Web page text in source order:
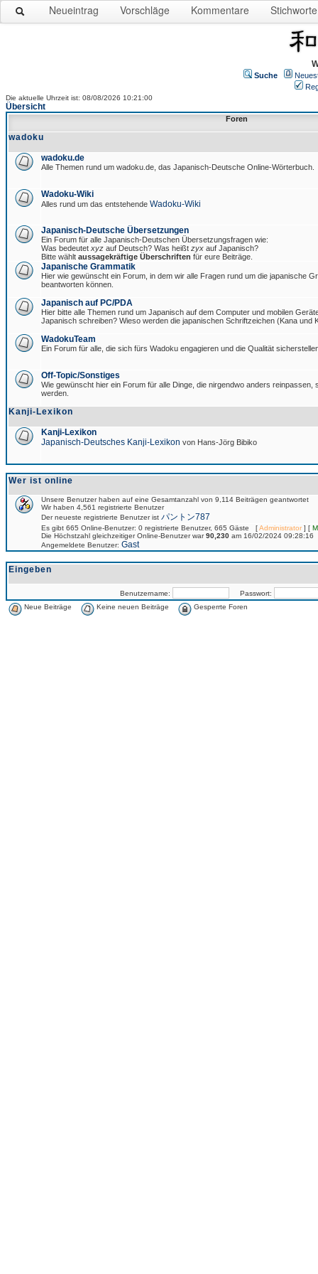
Neueintrag Vorschläge Kommentare Stichworte
Suche
Die aktuelle Uhrzeit ist: 08/08/2026 10:21:00
Übersicht
Foren
wadoku
wadoku.de
Alle Themen rund um wadoku.de, das Japanisch-Deutsche Online-Wörterbuch.
Wadoku-Wiki
Alles rund um das entstehende Wadoku-Wiki
Japanisch-Deutsche Übersetzungen
Ein Forum für alle Japanisch-Deutschen Übersetzungsfragen wie:
Was bedeutet xyz auf Deutsch? Was heißt zyx auf Japanisch?
Bitte wählt aussagekräftige Überschriften für eure Beiträge.
Japanische Grammatik
Hier wie gewünscht ein Forum, in dem wir alle Fragen rund um die japanische
beantworten können.
Japanisch auf PC/PDA
Hier bitte alle Themen rund um Japanisch auf dem Computer und mobilen
Japanisch schreiben? Wieso werden die japanischen Schriftzeichen (Kana und
WadokuTeam
Ein Forum für alle, die sich fürs Wadoku engagieren und die Qualität
Off-Topic/Sonstiges
Wie gewünscht hier ein Forum für alle Dinge, die nirgendwo anders reinpassen,
werden.
Kanji-Lexikon
Kanji-Lexikon
Japanisch-Deutsches Kanji-Lexikon von Hans-Jörg Bibiko
Wer ist online
Unsere Benutzer haben auf eine Gesamtanzahl von 9,114 Beiträgen geantwortet
Wir haben 4,561 registrierte Benutzer
Der neueste registrierte Benutzer ist パントン787
Es gibt 665 Online-Benutzer: 0 registrierte Benutzer, 665 Gäste [Administrator] [
Die Höchstzahl gleichzeitiger Online-Benutzer war90,230 am 16/02/2024 09:28:16
Angemeldete Benutzer: Gast
Eingeben
Benutzername:
Passwort:
Neue Beiträge
Keine neuen Beiträge Gesperrte Foren